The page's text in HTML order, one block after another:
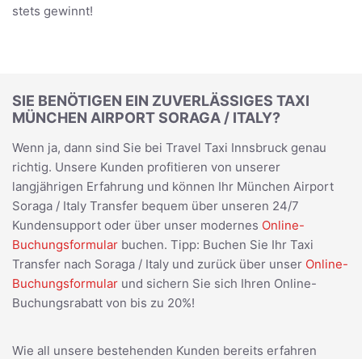
stets gewinnt!
SIE BENÖTIGEN EIN ZUVERLÄSSIGES TAXI
MÜNCHEN AIRPORT SORAGA / ITALY?
Wenn ja, dann sind Sie bei Travel Taxi Innsbruck genau
richtig. Unsere Kunden profitieren von unserer
langjährigen Erfahrung und können Ihr München Airport
Soraga / Italy Transfer bequem über unseren 24/7
Kundensupport oder über unser modernes Online-
Buchungsformular buchen. Tipp: Buchen Sie Ihr Taxi
Transfer nach Soraga / Italy und zurück über unser Online-
Buchungsformular und sichern Sie sich Ihren Online-
Buchungsrabatt von bis zu 20%!
Wie all unsere bestehenden Kunden bereits erfahren